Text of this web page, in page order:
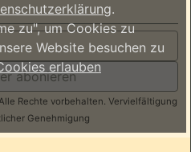
abonieren
Rechte vorbehalten. Vervielfältigung
Genehmigung
.
zu", um Cookies zu
Website besuchen zu
erlauben